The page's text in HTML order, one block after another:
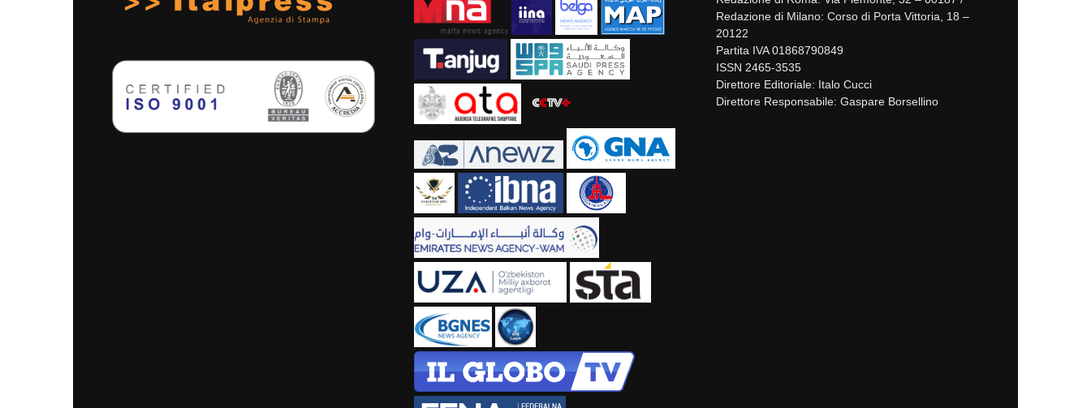
Redazione di Milano: Corso di Porta Vittoria, 18 –
20122
Partita IVA 01868790849
ISSN 2465-3535
Direttore Editoriale: Italo Cucci
Direttore Responsabile: Gaspare Borsellino